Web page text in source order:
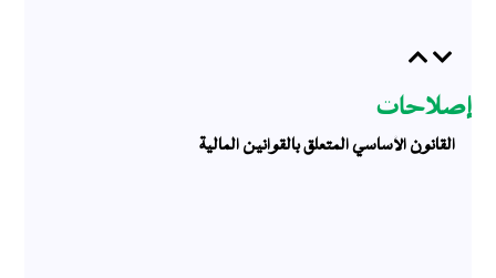
Previous
إصلاحات
القانون الأساسي المتعلق بالقوانين المالية